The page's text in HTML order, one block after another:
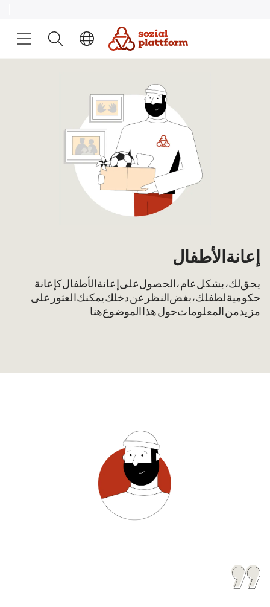
إعانة الأطفال
يحق لك، بشكل عام، الحصول على إعانة الأطفال كإعانة
حكومية لطفلك، بغض النظر عن دخلك. يمكنك العثور على
مزيد من المعلومات حول هذا الموضوع هنا.